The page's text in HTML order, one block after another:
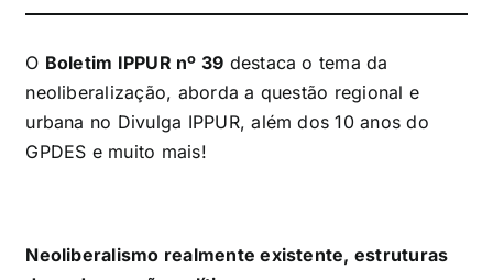
O Boletim IPPUR nº 39 destaca o tema da
neoliberalização, aborda a questão regional e
urbana no Divulga IPPUR, além dos 10 anos do
GPDES e muito mais!
Neoliberalismo realmente existente, estruturas